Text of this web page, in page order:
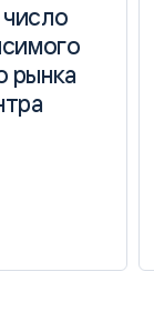
рынка
рынка